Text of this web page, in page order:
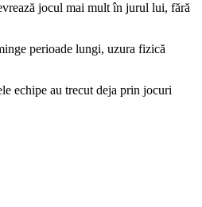
jocul mai mult în jurul lui, fără
perioade lungi, uzura fizică
echipe au trecut deja prin jocuri